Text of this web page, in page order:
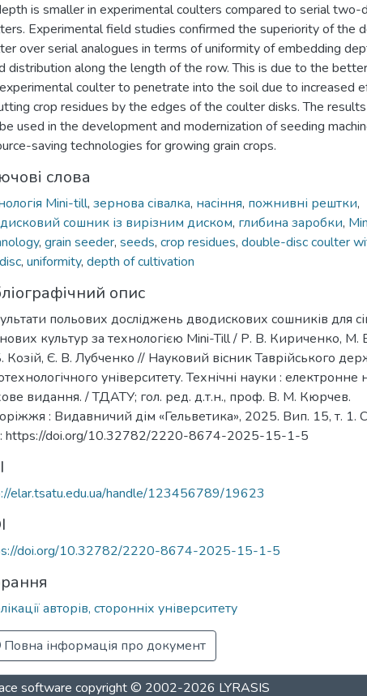
is smaller in experimental coulters compared to serial two-
Experimental field studies confirmed the superiority of the
over serial analogues in terms of uniformity of embedding
distribution along the length of the row. This is due to the
coulter to penetrate into the soil due to increased
crop residues by the edges of the coulter disks. The
used in the development and modernization of seeding
saving technologies for growing grain crops.
слова
Mini-till, зернова сівалка, насіння, пожнивні рештки,
сошник із вирізним диском, глибина заробки,
, grain seeder, seeds, crop residues, double-disc coulter
, uniformity, depth of cultivation
опис
польових досліджень дводискових сошників для
культур за технологією Mini-Till / Р. В. Кириченко, М.
Козій, Є. В. Лубченко // Науковий вісник Таврійського
університету. Технічні науки : електронне
видання. / ТДАТУ; гол. ред. д.т.н., проф. В. М. Кюрчев.
: Видавничий дім «Гельветика», 2025. Вип. 15, т. 1.
https://doi.org/10.32782/2220-8674-2025-15-1-5
elar.tsatu.edu.ua/handle/123456789/19623
doi.org/10.32782/2220-8674-2025-15-1-5
авторів, сторонніх університету
Повна інформація про документ
software copyright © 2002-2026 LYRASIS